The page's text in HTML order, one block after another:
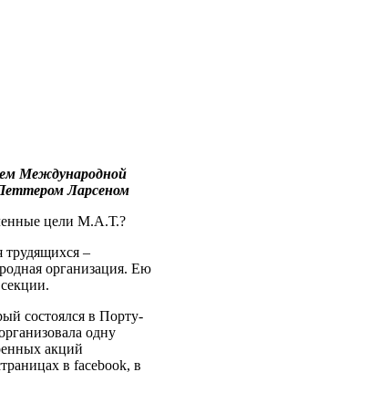
Международной
Ларсеном
цели М.А.Т.?
трудящихся –
организация. Ею
состоялся в Порту-
одну
акций
в facebook, в